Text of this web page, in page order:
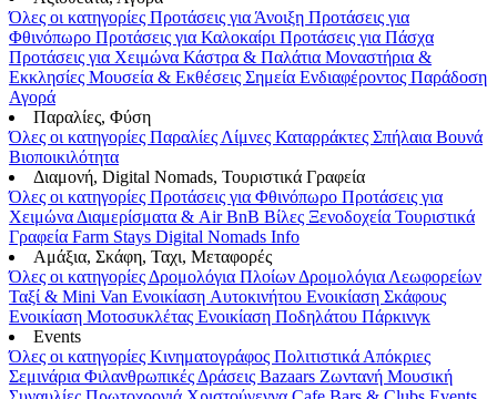
Όλες οι κατηγορίες Προτάσεις για Άνοιξη Προτάσεις για
Φθινόπωρο Προτάσεις για Καλοκαίρι Προτάσεις για Πάσχα
Προτάσεις για Χειμώνα Κάστρα & Παλάτια Μοναστήρια &
Εκκλησίες Μουσεία & Εκθέσεις Σημεία Ενδιαφέροντος Παράδοση
Αγορά
Παραλίες, Φύση
Όλες οι κατηγορίες Παραλίες Λίμνες Καταρράκτες Σπήλαια Βουνά
Βιοποικιλότητα
Διαμονή, Digital Nomads, Τουριστικά Γραφεία
Όλες οι κατηγορίες Προτάσεις για Φθινόπωρο Προτάσεις για
Χειμώνα Διαμερίσματα & Air BnB Βίλες Ξενοδοχεία Τουριστικά
Γραφεία Farm Stays Digital Nomads Info
Αμάξια, Σκάφη, Ταχι, Μεταφορές
Όλες οι κατηγορίες Δρομολόγια Πλοίων Δρομολόγια Λεωφορείων
Ταξί & Μini Van Ενοικίαση Aυτοκινήτου Ενοικίαση Σκάφους
Ενοικίαση Μοτοσυκλέτας Ενοικίαση Ποδηλάτου Πάρκινγκ
Events
Όλες οι κατηγορίες Κινηματογράφος Πολιτιστικά Απόκριες
Σεμινάρια Φιλανθρωπικές Δράσεις Bazaars Ζωντανή Μουσική